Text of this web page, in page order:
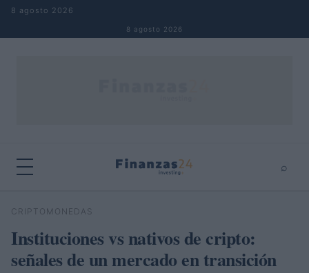
Saltar al contenido
8 agosto 2026
8 agosto 2026
⌕
Buscar
CRIPTOMONEDAS
Instituciones vs nativos de cripto:
señales de un mercado en transición